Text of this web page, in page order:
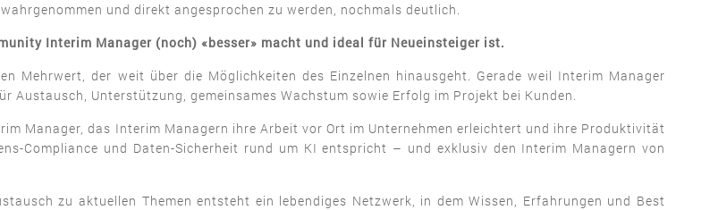
und direkt angesprochen zu werden, nochmals deutlich.
Interim Manager (noch) «besser» macht und ideal für Neueinsteiger ist.
Mehrwert, der weit über die Möglichkeiten des Einzelnen hinausgeht. Gerade weil Interim Manager
Unterstützung, gemeinsames Wachstum sowie Erfolg im Projekt bei Kunden.
Manager, das Interim Managern ihre Arbeit vor Ort im Unternehmen erleichtert und ihre Produktivität
Compliance und Daten-Sicherheit rund um KI entspricht – und exklusiv den Interim Managern von
zu aktuellen Themen entsteht ein lebendiges Netzwerk, in dem Wissen, Erfahrungen und Best